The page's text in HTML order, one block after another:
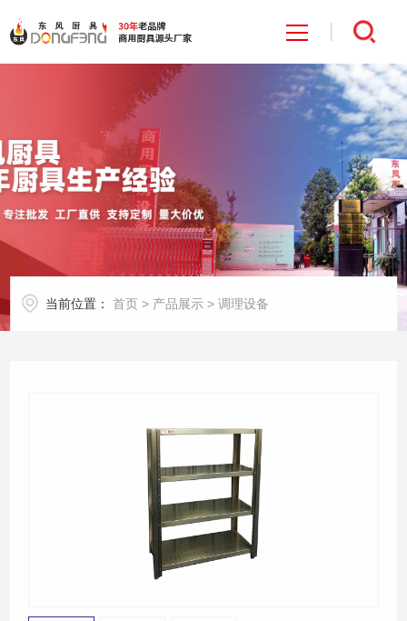
产品展示
工程案例
招商加盟
联系我们
当前位置： 首页 > 产品展示 >调理设备